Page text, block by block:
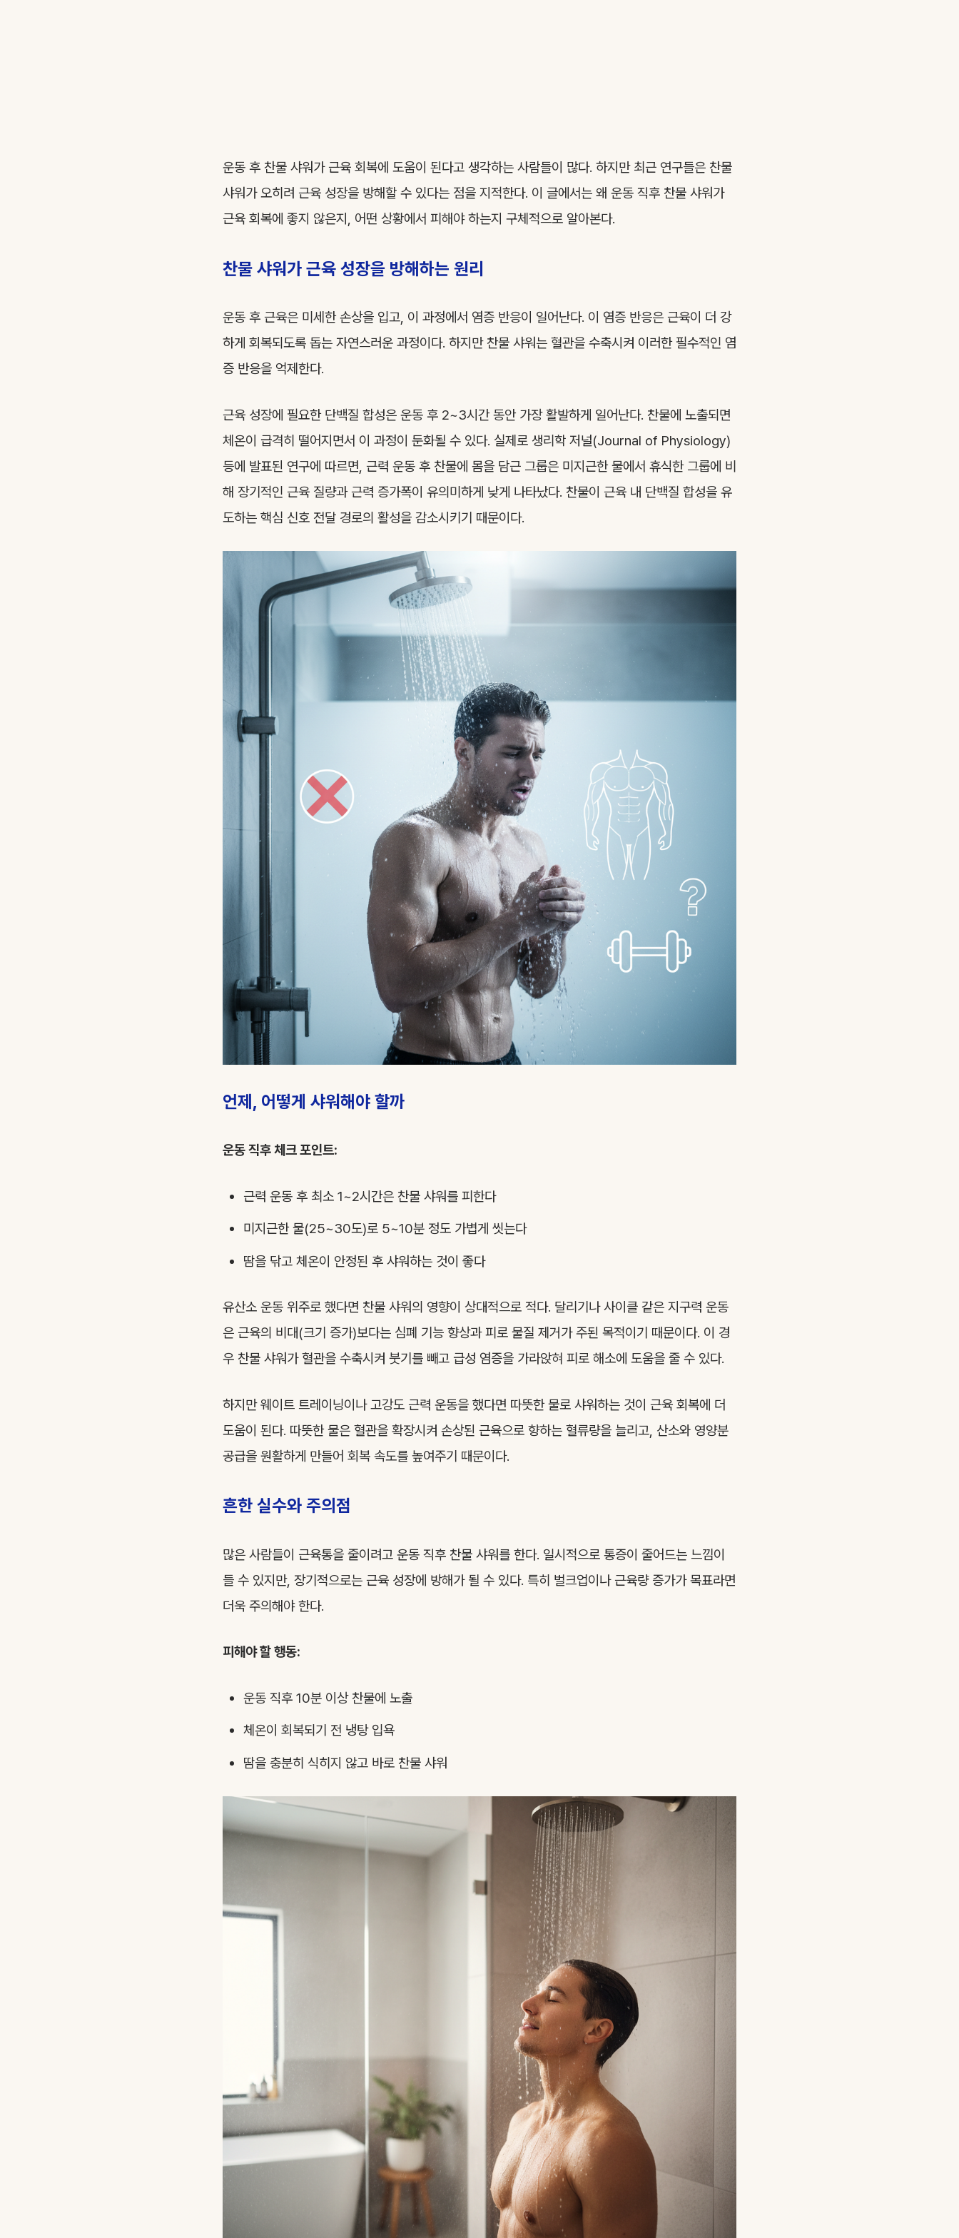
운동 후 찬물 샤워가 근육 회복에 도움이 된다고 생각하는 사람들이 많다. 하지만 최근 연구들은 찬물
샤워가 오히려 근육 성장을 방해할 수 있다는 점을 지적한다. 이 글에서는 왜 운동 직후 찬물 샤워가
근육 회복에 좋지 않은지, 어떤 상황에서 피해야 하는지 구체적으로 알아본다.
찬물 샤워가 근육 성장을 방해하는 원리
운동 후 근육은 미세한 손상을 입고, 이 과정에서 염증 반응이 일어난다. 이 염증 반응은 근육이 더 강
하게 회복되도록 돕는 자연스러운 과정이다. 하지만 찬물 샤워는 혈관을 수축시켜 이러한 필수적인 염
증 반응을 억제한다.
근육 성장에 필요한 단백질 합성은 운동 후 2~3시간 동안 가장 활발하게 일어난다. 찬물에 노출되면
체온이 급격히 떨어지면서 이 과정이 둔화될 수 있다. 실제로 생리학 저널(Journal of Physiology)
등에 발표된 연구에 따르면, 근력 운동 후 찬물에 몸을 담근 그룹은 미지근한 물에서 휴식한 그룹에 비
해 장기적인 근육 질량과 근력 증가폭이 유의미하게 낮게 나타났다. 찬물이 근육 내 단백질 합성을 유
도하는 핵심 신호 전달 경로의 활성을 감소시키기 때문이다.
언제, 어떻게 샤워해야 할까
운동 직후 체크 포인트:
근력 운동 후 최소 1~2시간은 찬물 샤워를 피한다
미지근한 물(25~30도)로 5~10분 정도 가볍게 씻는다
땀을 닦고 체온이 안정된 후 샤워하는 것이 좋다
유산소 운동 위주로 했다면 찬물 샤워의 영향이 상대적으로 적다. 달리기나 사이클 같은 지구력 운동
은 근육의 비대(크기 증가)보다는 심폐 기능 향상과 피로 물질 제거가 주된 목적이기 때문이다. 이 경
우 찬물 샤워가 혈관을 수축시켜 붓기를 빼고 급성 염증을 가라앉혀 피로 해소에 도움을 줄 수 있다.
하지만 웨이트 트레이닝이나 고강도 근력 운동을 했다면 따뜻한 물로 샤워하는 것이 근육 회복에 더
도움이 된다. 따뜻한 물은 혈관을 확장시켜 손상된 근육으로 향하는 혈류량을 늘리고, 산소와 영양분
공급을 원활하게 만들어 회복 속도를 높여주기 때문이다.
흔한 실수와 주의점
많은 사람들이 근육통을 줄이려고 운동 직후 찬물 샤워를 한다. 일시적으로 통증이 줄어드는 느낌이
들 수 있지만, 장기적으로는 근육 성장에 방해가 될 수 있다. 특히 벌크업이나 근육량 증가가 목표라면
더욱 주의해야 한다.
피해야 할 행동:
운동 직후 10분 이상 찬물에 노출
체온이 회복되기 전 냉탕 입욕
땀을 충분히 식히지 않고 바로 찬물 샤워